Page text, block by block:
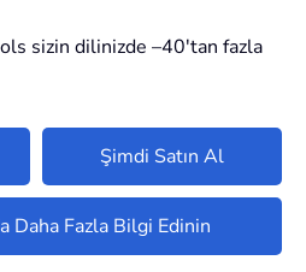
sizin dilinizde –40'tan fazla
Şimdi Satın Al
Daha Fazla Bilgi Edinin